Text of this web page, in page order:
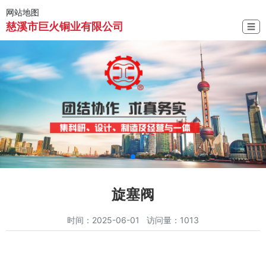
网站地图
慈溪市巨火铜业有限公司 ☰
旋塞阀
时间：2025-06-01 访问量：1013